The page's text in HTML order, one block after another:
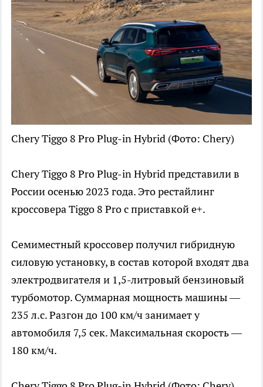
Chery Tiggo 8 Pro Plug-in Hybrid (Фото: Chery)
Chery Tiggo 8 Pro Plug-in Hybrid представили в
России осенью 2023 года. Это рестайлинг
кроссовера Tiggo 8 Pro с приставкой e+.
Семиместный кроссовер получил гибридную
силовую установку, в состав которой входят два
электродвигателя и 1,5-литровый бензиновый
турбомотор. Суммарная мощность машины —
235 л.с. Разгон до 100 км/ч занимает у
автомобиля 7,5 сек. Максимальная скорость —
180 км/ч.